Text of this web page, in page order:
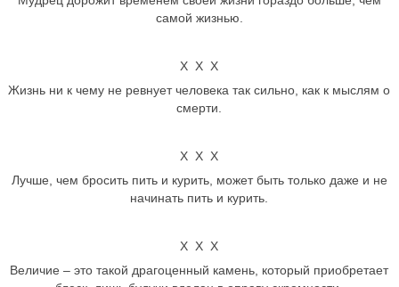
самой жизнью.
Х Х Х
Жизнь ни к чему не ревнует человека так сильно, как к мыслям о
смерти.
Х Х Х
Лучше, чем бросить пить и курить, может быть только даже и не
начинать пить и курить.
Х Х Х
Величие – это такой драгоценный камень, который приобретает